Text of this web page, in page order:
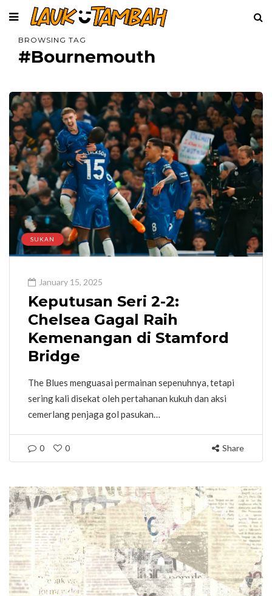
BROWSING TAG
#Bournemouth
SUKAN
January 15, 2025
Keputusan Seri 2-2:
Chelsea Gagal Raih
Kemenangan di Stamford
Bridge
The Blues menguasai permainan sepenuhnya, tetapi
sering kali disekat oleh pertahanan kukuh dan aksi
cemerlang penjaga gol pasukan…
0 0 Share